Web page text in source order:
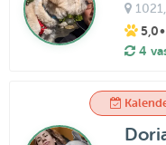
1021
5,0
4